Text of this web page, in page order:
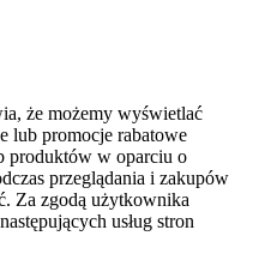
że możemy wyświetlać
lub promocje rabatowe
produktów w oparciu o
przeglądania i zakupów
Za zgodą użytkownika
usług stron